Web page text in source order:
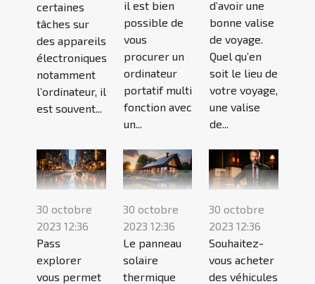
certaines
tâches sur
des appareils
électroniques
notamment
l’ordinateur, il
est souvent...
il est bien
possible de
vous
procurer un
ordinateur
portatif multi
fonction avec
un...
d’avoir une
bonne valise
de voyage.
Quel qu’en
soit le lieu de
votre voyage,
une valise
de...
30 octobre
2023 12:36
Pass
explorer
vous permet
30 octobre
2023 12:36
Le panneau
solaire
thermique
30 octobre
2023 12:36
Souhaitez-
vous acheter
des véhicules